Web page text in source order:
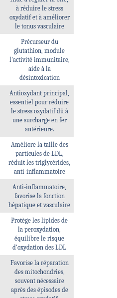
à réduire le stress
oxydatif et à améliorer
le tonus vasculaire
Précurseur du
glutathion, module
l'activité immunitaire,
aide à la
désintoxication
Antioxydant principal,
essentiel pour réduire
le stress oxydatif dû à
une surcharge en fer
antérieure.
Améliore la taille des
particules de LDL,
réduit les triglycérides,
anti-inflammatoire
Anti-inflammatoire,
favorise la fonction
hépatique et vasculaire
Protège les lipides de
la peroxydation,
équilibre le risque
d'oxydation des LDL
Favorise la réparation
des mitochondries,
souvent nécessaire
après des épisodes de